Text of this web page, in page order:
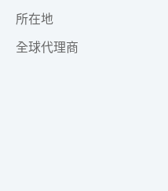
所在地
全球代理商